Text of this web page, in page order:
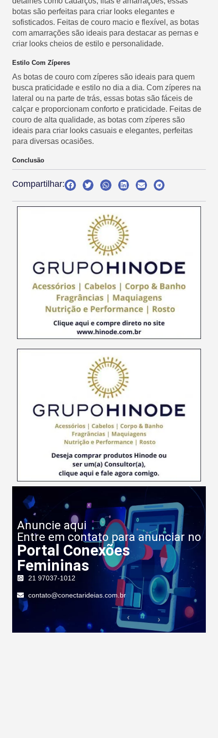
botas são perfeitas para criar looks elegantes e
sofisticados. Feitas de couro macio e flexível, as botas
com amarrações são ideais para destacar as pernas e
criar looks cheios de estilo e personalidade.
Estilo Com Zíperes
As botas de couro com zíperes são ideais para quem
busca praticidade e estilo no dia a dia. Com zíperes na
lateral ou na parte de trás, essas botas são fáceis de
calçar e proporcionam conforto e praticidade. Feitas de
couro de alta qualidade, as botas com zíperes são
ideais para criar looks casuais e elegantes, perfeitas
para diversas ocasiões.
Conclusão
Compartilhar:
Anuncie aqui
Entre em contato para anunciar no
Portal Conexões
Femininas
21 97037-1012
contato@conectarideias.com.br